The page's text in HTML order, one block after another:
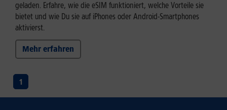
geladen. Erfahre, wie die eSIM funktioniert, welche Vorteile sie
bietet und wie Du sie auf iPhones oder Android-Smartphones
aktivierst.
Mehr erfahren
1